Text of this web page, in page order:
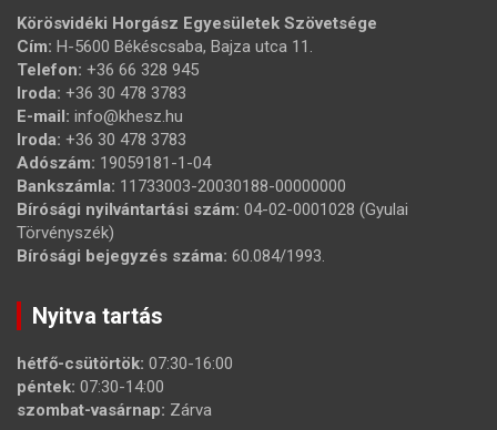
Körösvidéki Horgász Egyesületek Szövetsége
Cím: H-5600 Békéscsaba, Bajza utca 11.
Telefon: +36 66 328 945
Iroda: +36 30 478 3783
E-mail: info@khesz.hu
Iroda: +36 30 478 3783
Adószám: 19059181-1-04
Bankszámla: 11733003-20030188-00000000
Bírósági nyilvántartási szám: 04-02-0001028 (Gyulai
Törvényszék)
Bírósági bejegyzés száma: 60.084/1993.
Nyitva tartás
hétfő-csütörtök: 07:30-16:00
péntek: 07:30-14:00
szombat-vasárnap: Zárva